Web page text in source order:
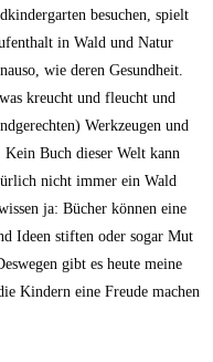
besuchen, spielt
in Wald und Natur
wie deren Gesundheit.
kreucht und fleucht und
Werkzeugen und
Buch dieser Welt kann
nicht immer ein Wald
ja: Bücher können eine
Ideen stiften oder sogar Mut
gibt es heute meine
Kindern eine Freude machen